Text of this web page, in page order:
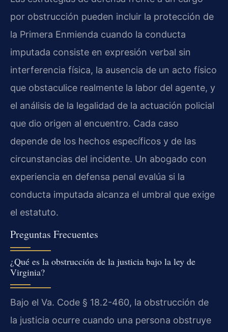
por obstrucción pueden incluir la protección de
la Primera Enmienda cuando la conducta
imputada consiste en expresión verbal sin
interferencia física, la ausencia de un acto físico
que obstaculice realmente la labor del agente, y
el análisis de la legalidad de la actuación policial
que dio origen al encuentro. Cada caso
depende de los hechos específicos y de las
circunstancias del incidente. Un abogado con
experiencia en defensa penal evalúa si la
conducta imputada alcanza el umbral que exige
el estatuto.
Preguntas Frecuentes
¿Qué es la obstrucción de la justicia bajo la ley de
Virginia?
Bajo el Va. Code § 18.2-460, la obstrucción de
la justicia ocurre cuando una persona obstruye